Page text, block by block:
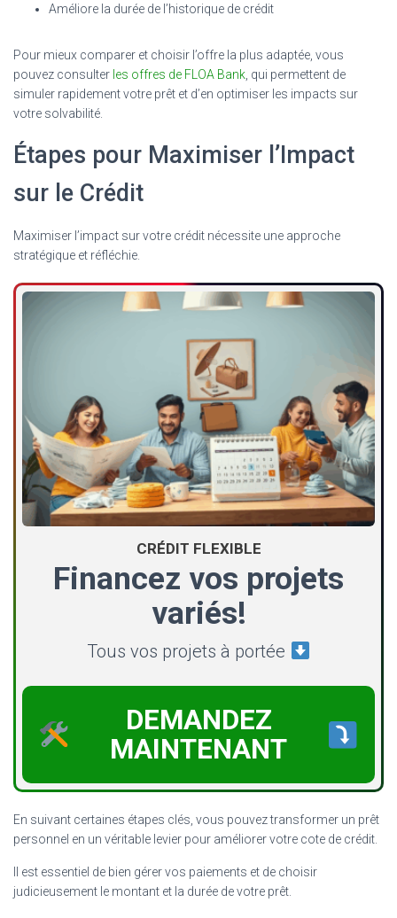
Améliore la durée de l’historique de crédit
Pour mieux comparer et choisir l’offre la plus adaptée, vous
pouvez consulter les offres de FLOA Bank , qui permettent de
simuler rapidement votre prêt et d’en optimiser les impacts sur
votre solvabilité.
Étapes pour Maximiser l’Impact
sur le Crédit
Maximiser l’impact sur votre crédit nécessite une approche
stratégique et réfléchie.
CRÉDIT FLEXIBLE
Financez vos projets
variés!
Tous vos projets à portée
DEMANDEZ
MAINTENANT
En suivant certaines étapes clés, vous pouvez transformer un prêt
personnel en un véritable levier pour améliorer votre cote de crédit.
Il est essentiel de bien gérer vos paiements et de choisir
judicieusement le montant et la durée de votre prêt.